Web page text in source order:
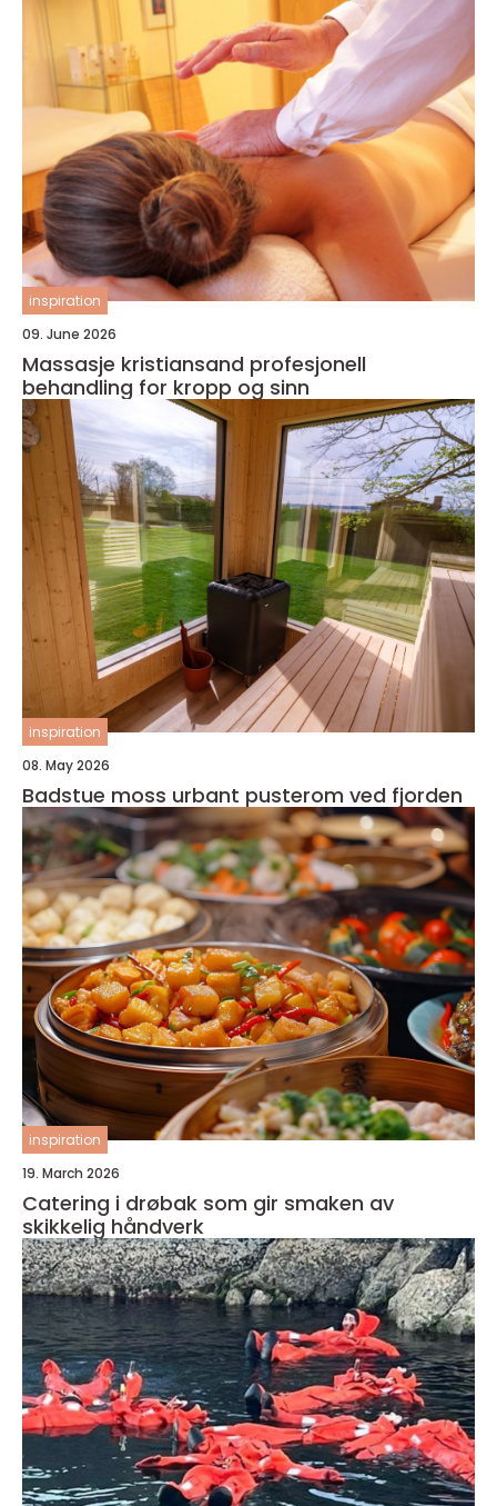
inspiration
09. June 2026
Massasje kristiansand profesjonell
behandling for kropp og sinn
inspiration
08. May 2026
Badstue moss urbant pusterom ved fjorden
inspiration
19. March 2026
Catering i drøbak som gir smaken av
skikkelig håndverk